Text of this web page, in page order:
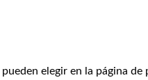
elegir en la página de